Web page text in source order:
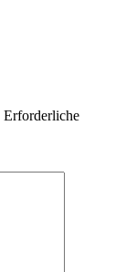
Erforderliche